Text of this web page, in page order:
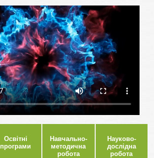
Освітні
програми
Навчально-
методична
робота
Науково-
дослідна
робота